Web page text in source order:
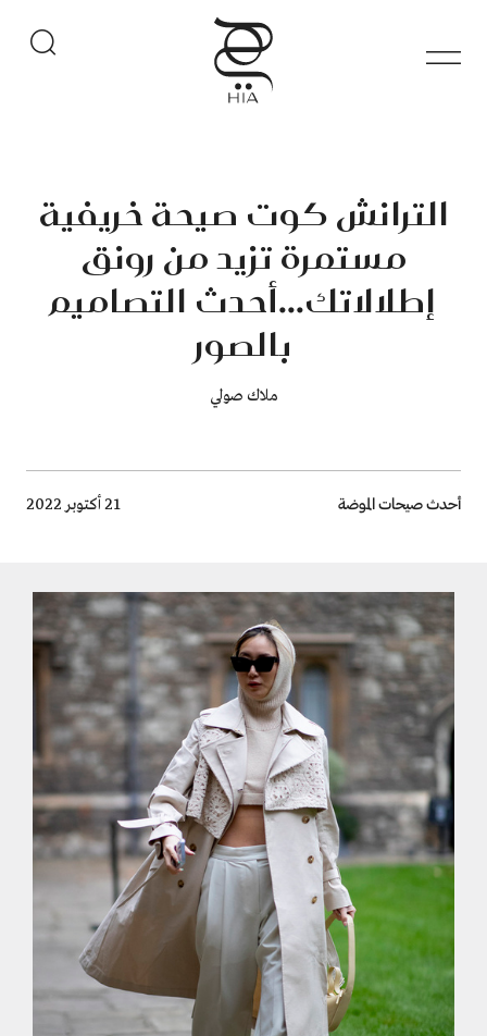
الترانش كوت صيحة خريفية
مستمرة تزيد من رونق
إطلالاتك...أحدث التصاميم
بالصور
ملاك صولي
Breadcrumb
أحدث صيحات الموضة